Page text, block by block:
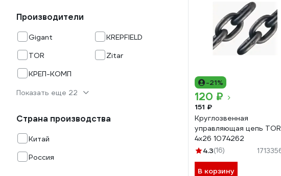
Производители
Gigant
KREPFIELD
TOR
Zitar
КРЕП-КОМП
Показать еще 22
Страна производства
Китай
Россия
-21%
120 ₽
151 ₽
Круглозвенная
управляющая цепь TOR
4x26 1074262
4.3(16)
В корзину